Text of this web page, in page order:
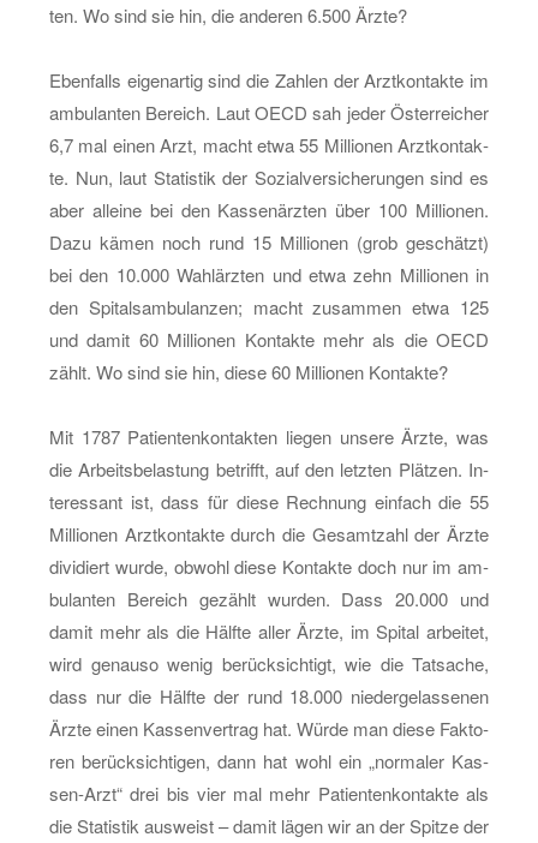
ten. Wo sind sie hin, die an­de­ren 6.500 Ärzte?
Eben­falls ei­gen­ar­tig sind die Zah­len der Arzt­kon­tak­te im
am­bu­lan­ten Be­reich. Laut OECD sah jeder Ös­ter­rei­cher
6,7 mal einen Arzt, macht etwa 55 Mil­lio­nen Arzt­kon­tak­
te. Nun, laut Sta­tis­tik der So­zi­al­ver­si­che­run­gen sind es
aber al­lei­ne bei den Kas­sen­ärz­ten über 100 Mil­lio­nen.
Dazu kämen noch rund 15 Mil­lio­nen (grob ge­schätzt)
bei den 10.000 Wahl­ärz­ten und etwa zehn Mil­lio­nen in
den Spi­tals­am­bu­lan­zen; macht zu­sam­men etwa 125
und damit 60 Mil­lio­nen Kon­tak­te mehr als die OECD
zählt. Wo sind sie hin, diese 60 Mil­lio­nen Kon­tak­te?
Mit 1787 Pa­ti­en­ten­kon­tak­ten lie­gen un­se­re Ärzte, was
die Ar­beits­be­las­tung be­trifft, auf den letz­ten Plät­zen. In­
ter­es­sant ist, dass für diese Rech­nung ein­fach die 55
Mil­lio­nen Arzt­kon­tak­te durch die Ge­samt­zahl der Ärzte
di­vi­diert wurde, ob­wohl diese Kon­tak­te doch nur im am­
bu­lan­ten Be­reich ge­zählt wur­den. Dass 20.000 und
damit mehr als die Hälf­te aller Ärzte, im Spi­tal ar­bei­tet,
wird ge­nau­so wenig be­rück­sich­tigt, wie die Tat­sa­che,
dass nur die Hälf­te der rund 18.000 nie­der­ge­las­se­nen
Ärzte einen Kas­sen­ver­trag hat. Würde man diese Fak­to­
ren be­rück­sich­ti­gen, dann hat wohl ein „nor­ma­ler Kas­
sen-Arzt“ drei bis vier mal mehr Pa­ti­en­ten­kon­tak­te als
die Sta­tis­tik aus­weist – damit lägen wir an der Spit­ze der